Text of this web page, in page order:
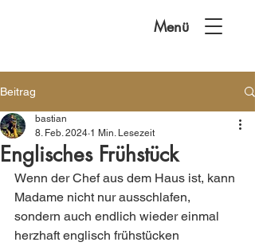
Menü
Beitrag
Englisches Frühstück
bastian
8. Feb. 2024 1 Min. Lesezeit
Wenn der Chef aus dem Haus ist, kann
Madame nicht nur ausschlafen,
sondern auch endlich wieder einmal
herzhaft englisch frühstücken